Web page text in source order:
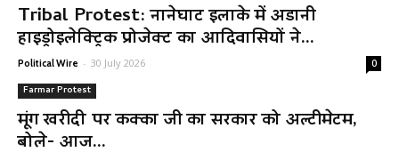
Tribal Protest: नानेघाट इलाके में अडानी
हाइड्रोइलेक्ट्रिक प्रोजेक्ट का आदिवासियों ने...
Political Wire - 30 July 2026 0
Farmar Protest
मूंग खरीदी पर कक्का जी का सरकार को अल्टीमेटम,
बोले- आज...